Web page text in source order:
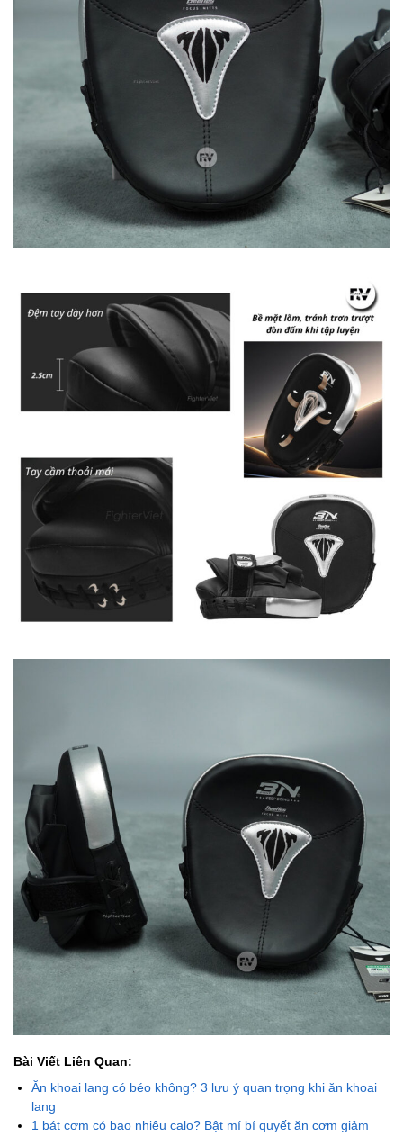
Bài Viết Liên Quan:
Ăn khoai lang có béo không? 3 lưu ý quan trọng khi ăn khoai
lang
1 bát cơm có bao nhiêu calo? Bật mí bí quyết ăn cơm giảm